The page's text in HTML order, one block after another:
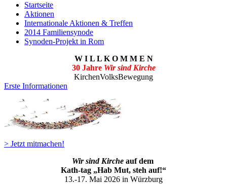
Startseite
Aktionen
Internationale Aktionen & Treffen
2014 Familiensynode
Synoden-Projekt in Rom
W I L L K O M M E N
30 Jahre Wir sind Kirche
KirchenVolksBewegung
Erste Informationen
> Jetzt mitmachen!
Wir sind Kirche auf dem
Kath-tag „Hab Mut, steh auf!“
13.-17. Mai 2026 in Würzburg